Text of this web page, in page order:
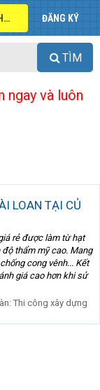
ĐĂNG NHẬP ĐĂNG KÝ
TÌM
ngay và luôn
LOAN TẠI CỦ
rẻ được làm từ hạt
độ thẩm mỹ cao. Mang
cong vênh... Kết
giá cao hơn khi sử
Thi công xây dựng